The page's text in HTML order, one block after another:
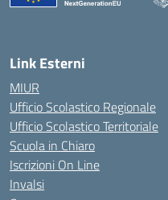
Link Esterni
MIUR
Ufficio Scolastico Regionale
Ufficio Scolastico Territoriale
Scuola in Chiaro
Iscrizioni On Line
Invalsi